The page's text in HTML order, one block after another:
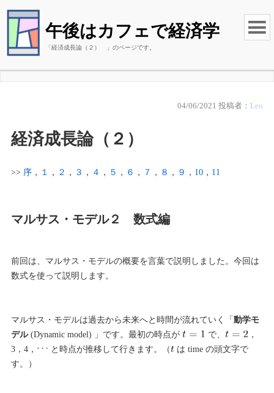
午後はカフェで経済学
「経済成長論（２） 」のページです。
04/06/2021 投稿者： Leo
経済成長論（２）
>> 序， １ ， ２ ， ３ ， ４ ， ５ ， ６ ， ７ ， ８ ， ９ ， 10， 11
マルサス・モデル２ 数式編
前回は、マルサス・モデルの概要を言葉で説明しました。今回は
数式を使って説明します。
マルサス・モデルは過去から未来へと時間が流れていく「 動学モ
デル(Dynamic model) 」です。最初の時点が で、
，
3，4，
と時点が推移して行きます。（ は time の頭文字で
す。）